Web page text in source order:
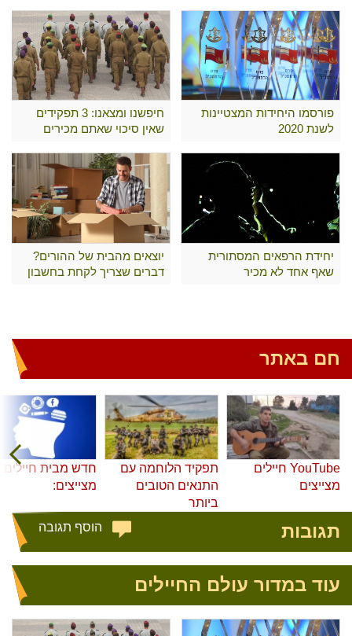
פורסמו היחידות המצטיינות
לשנת 2020
חיפשנו ומצאנו: 3 תפקידים
שאין סיכוי שאתם מכירים
יחידת הרפאים המסתורית
שאף אחד לא מכיר
יוצאים מהבית של ההורים?
דברים שצריך לקחת בחשבון
חם באתר
YouTube חיילים
מצייצים
תפקיד הלוחמה עם
התנאים הטובים
ביותר
חדש מבית חיילים
מצייצים:
תגובות הוסף תגובה
עוד במדור עולם החיילים